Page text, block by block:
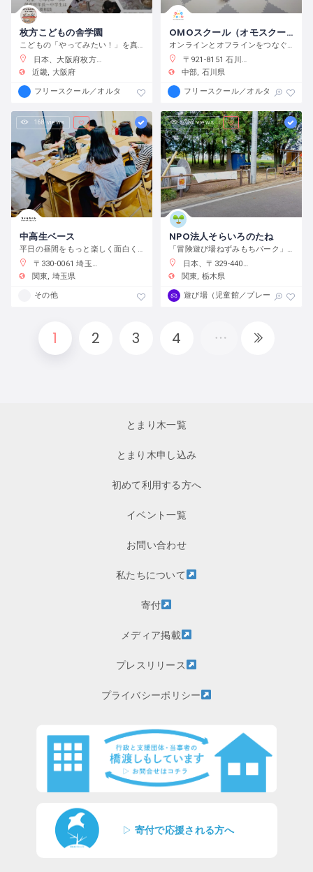
枚方こどもの舎学園
こどもの「やってみたい！」を真ん中に、遊び、学び、活動する、わくわくが原動力の学校です。
日本、大阪府枚方市渚元町２１−３１
近畿 大阪府
フリースクール／オルタナティブスクール
OMOスクール（オモスクール）
オンラインとオフラインをつなぐフリースクール
〒921-8151 石川県金沢市窪３丁目１３６−１
中部 石川県
フリースクール／オルタナティブス
168 views
中高生ベース
平日の昼間をもっと楽しく面白く！
〒330-0061 埼玉県さいたま市浦和区常磐７丁目４−１ 埼玉りそな銀行さいたま研修センター
関東
埼玉県
その他
358 views
NPO法人そらいろのたね
「冒険遊び場ねずみもちパーク」で自分の責任で自由に遊ぼう
日本、〒329-4403 栃木県栃木市大平町蔵井２００１−２
関東
栃木県
遊び場（児童館／プレーパーク）
1 2 3 4
とまり木一覧
とまり木申し込み
初めて利用する方へ
イベント一覧
お問い合わせ
私たちについて
寄付
メディア掲載
プレスリリース
プライバシーポリシー
▷ 寄付で応援される方へ